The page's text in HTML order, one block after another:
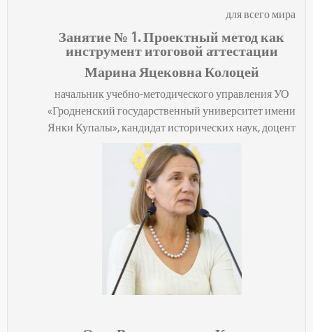
для всего мира
Занятие № 1. Проектный метод как
инструмент итоговой аттестации
Марина Яцековна Колоцей
начальник учебно-методического управления УО
«Гродненский государственный университет имени
Янки Купалы», кандидат исторических наук, доцент